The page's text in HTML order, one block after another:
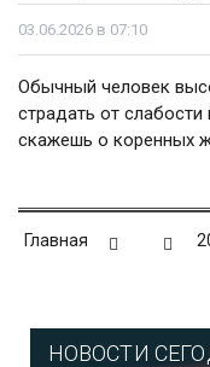
03.06.2026 в 07:10
Обычный человек
страдать от слабости
скажешь о коренных
Главная
НОВОСТИ